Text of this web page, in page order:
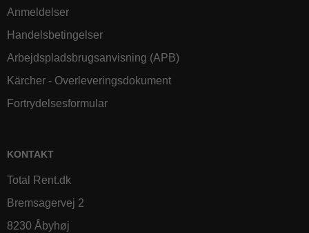
Anmeldelser
Handelsbetingelser
Arbejdspladsbrugsanvisning (APB)
Kärcher - Overleveringsdokument
Fortrydelsesformular
KONTAKT
Total Rent.dk
Bremsagervej 2
8230 Åbyhøj